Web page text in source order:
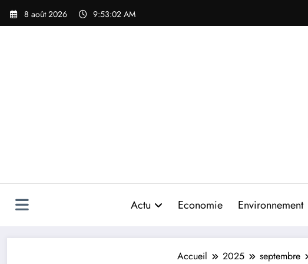
Aller
8 août 2026 9:53:04 AM
Actu Economie Environnement
Accueil 2025 septembre